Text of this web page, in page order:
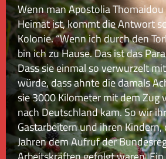
Wenn man Apostolia Thomaidou
Heimat ist, kommt die Antwort
Kolonie. “Wenn ich durch den
bin ich zu Hause. Das ist das
Dass sie einmal so verwurzelt
würde, dass ahnte die damals
sie 3000 Kilometer mit dem Zug
nach Deutschland kam. So wir
Gastarbeitern und ihren Kindern,
Jahren dem Aufruf der